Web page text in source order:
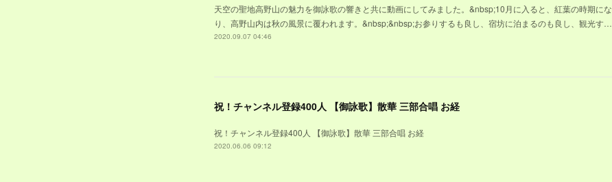
天空の聖地高野山の魅力を御詠歌の響きと共に動画にしてみました。&nbsp;10月に入ると、紅葉の時期にな
り、高野山内は秋の風景に覆われます。&nbsp;&nbsp;お参りするも良し、宿坊に泊まるのも良し、観光す…
2020.09.07 04:46
祝！チャンネル登録400人 【御詠歌】散華 三部合唱 お経
祝！チャンネル登録400人 【御詠歌】散華 三部合唱 お経
2020.06.06 09:12